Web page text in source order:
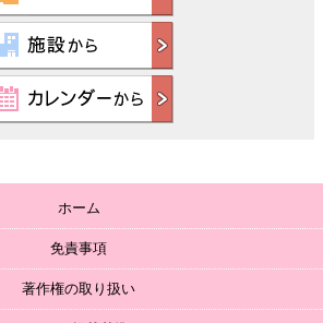
ホーム
免責事項
著作権の取り扱い